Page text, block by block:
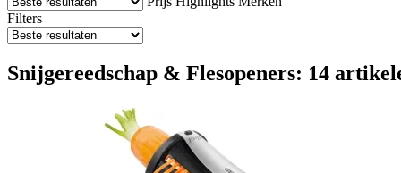
Filters
Snijgereedschap & Flesopeners: 14